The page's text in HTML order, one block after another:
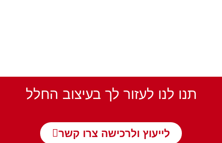
תנו לנו לעזור לך בעיצוב החלל
לייעוץ ולרכישה צרו קשר